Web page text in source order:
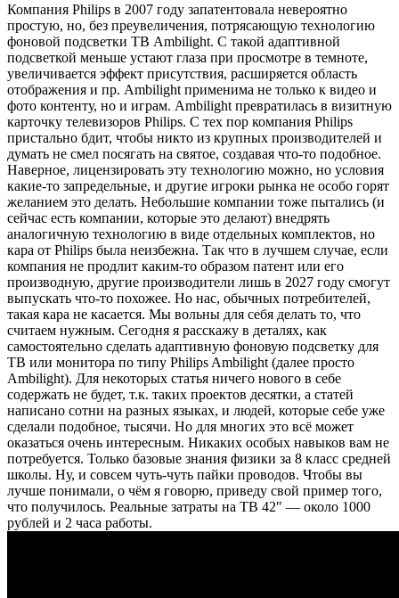
Компания Philips в 2007 году запатентовала невероятно
простую, но, без преувеличения, потрясающую технологию
фоновой подсветки ТВ Ambilight. С такой адаптивной
подсветкой меньше устают глаза при просмотре в темноте,
увеличивается эффект присутствия, расширяется область
отображения и пр. Ambilight применима не только к видео и
фото контенту, но и играм. Ambilight превратилась в визитную
карточку телевизоров Philips. С тех пор компания Philips
пристально бдит, чтобы никто из крупных производителей и
думать не смел посягать на святое, создавая что-то подобное.
Наверное, лицензировать эту технологию можно, но условия
какие-то запредельные, и другие игроки рынка не особо горят
желанием это делать. Небольшие компании тоже пытались (и
сейчас есть компании, которые это делают) внедрять
аналогичную технологию в виде отдельных комплектов, но
кара от Philips была неизбежна. Так что в лучшем случае, если
компания не продлит каким-то образом патент или его
производную, другие производители лишь в 2027 году смогут
выпускать что-то похожее. Но нас, обычных потребителей,
такая кара не касается. Мы вольны для себя делать то, что
считаем нужным. Сегодня я расскажу в деталях, как
самостоятельно сделать адаптивную фоновую подсветку для
ТВ или монитора по типу Philips Ambilight (далее просто
Ambilight). Для некоторых статья ничего нового в себе
содержать не будет, т.к. таких проектов десятки, а статей
написано сотни на разных языках, и людей, которые себе уже
сделали подобное, тысячи. Но для многих это всё может
оказаться очень интересным. Никаких особых навыков вам не
потребуется. Только базовые знания физики за 8 класс средней
школы. Ну, и совсем чуть-чуть пайки проводов. Чтобы вы
лучше понимали, о чём я говорю, приведу свой пример того,
что получилось. Реальные затраты на ТВ 42″ — около 1000
рублей и 2 часа работы.